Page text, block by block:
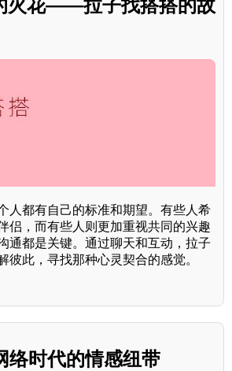
火花——拉子找搭搭的故
人都有自己的标准和期望。有些人希
侣，而有些人则更加重视共同的兴趣
通都是关键。通过聊天和互动，拉子
彼此，寻找那种心灵契合的感觉。
络时代的情感纽带